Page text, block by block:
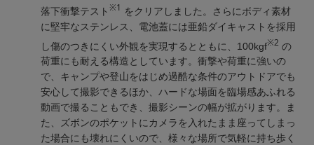
落下衝撃テスト※1 をクリアしました。さらにボディ素材
に堅牢なステンレス、電池蓋には亜鉛ダイキャストを採用
し傷のつきにくい外観を実現するとともに、100kgf※2 の
荷重にも耐える構造としています。衝撃や荷重に強いの
で、キャンプや登山をはじめ過酷な条件のアウトドアでも
安心して撮影できるほか、ハードな場面を臨場感あふれる
動画で撮ることもでき、撮影シーンの幅が拡がります。ま
た、ズボンのポケットにカメラを入れたまま座ってしまっ
た場合にも壊れにくいので、様々な場所で気軽に持ち歩く